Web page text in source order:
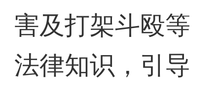
害及打架斗殴等
法律知识，引导